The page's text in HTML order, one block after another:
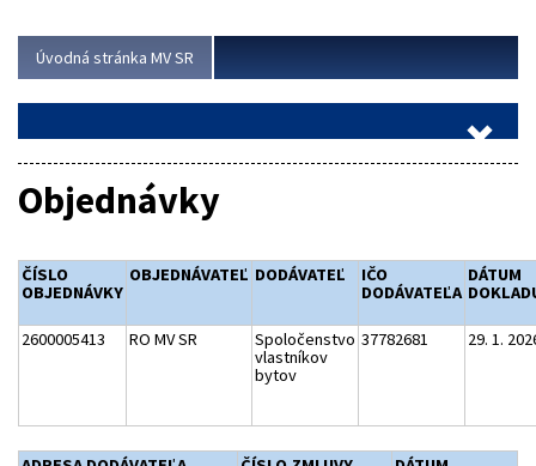
Úvodná stránka MV SR
Objednávky
ČÍSLO
OBJEDNÁVKY
OBJEDNÁVATEĽ DODÁVATEĽ
IČO
DODÁVATEĽA
DÁTUM
2600005413 RO MV SR
Spoločenstvo
vlastníkov
bytov
37782681 29. 1.